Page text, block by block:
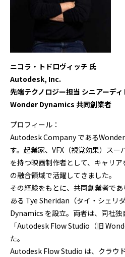
ニコラ・トドロヴィッチ 氏
Autodesk, Inc.
先端テクノロジー担当 シニアーディ
Wonder Dynamics 共同創業者
プロフィール：
Autodesk Company である
す。起業家、VFX（視覚効果）ス
を持つ映画制作者として、キャリ
の融合領域で活躍してきました。
その経験をもとに、共同創業者で
ある Tye Sheridan（タイ・シェリ
Dynamics を設立。両者は、同社独
「Autodesk Flow Studio（旧
た。
Autodesk Flow Studio は、クラウ